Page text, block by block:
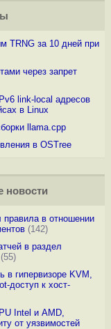
TRNG за 10 дней при
через запрет
link-local адресов
в Linux
llama.cpp
в OSTree
новости
правила в отношении
(142)
в раздел
(55)
в гипервизоре KVM,
доступ к хост-
Intel и AMD,
от уязвимостей